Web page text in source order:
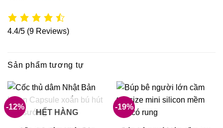
4.4/5 (9 Reviews)
Sản phẩm tương tự
-12%
HẾT HÀNG
-19%